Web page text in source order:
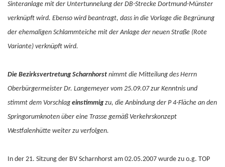
Sinteranlage mit der Untertunnelung der DB-Strecke Dortmund-Münster
verknüpft wird. Ebenso wird beantragt, dass in die Vorlage die Begrünung
der ehemaligen Schlammteiche mit der Anlage der neuen Straße (Rote
Variante) verknüpft wird.
Die Bezirksvertretung Scharnhorst nimmt die Mitteilung des Herrn
Oberbürgermeister Dr. Langemeyer vom 25.09.07 zur Kenntnis und
stimmt dem Vorschlag einstimmigzu, die Anbindung der P 4-Fläche an den
Springorumknoten über eine Trasse gemäß Verkehrskonzept
Westfalenhütte weiter zu verfolgen.
In der 21. Sitzung der BV Scharnhorst am 02.05.2007 wurde zu o.g. TOP